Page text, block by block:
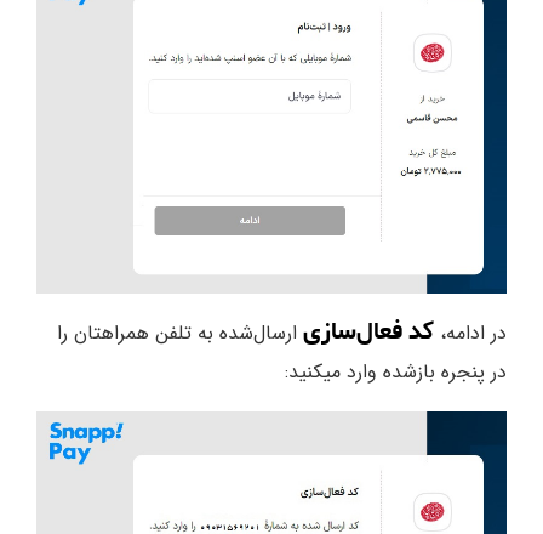
در ادامه، کد فعال‌سازی ارسال‌شده به تلفن همراهتان را
در پنجره بازشده وارد میکنید: